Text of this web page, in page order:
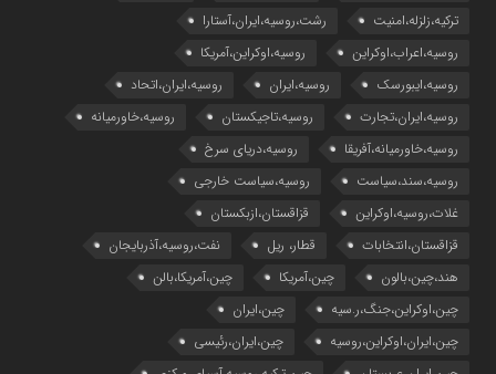
ترکیه،زلزله،امنیت
رشت،روسیه،ایران،آستارا
روسیه،اعراب،اوکراین
روسیه،اوکراین،آمریکا
روسیه،ایبورسک
روسیه،ایران
روسیه،ایران،اتحاد
روسیه،ایران،تجارت
روسیه،تاجیکستان
روسیه،خاورمیانه
روسیه،خاورمیانه،آفریقا
روسیه،دریای سرخ
روسیه،سند،سیاست
روسیه،سیاست خارجی
غلات،روسیه،اوکراین
قزاقستان،ازبکستان
قزاقستان،انتخابات
قطار، ریل
نفت،روسیه،آذربایجان
هند،چین،بالون
چین،آمریکا
چین،آمریکا،بالن
چین،اوکراین،جنگ،ر.سیه
چین،ایران
چین،ایران،اوکراین،روسیه
چین،ایران،رئیسی